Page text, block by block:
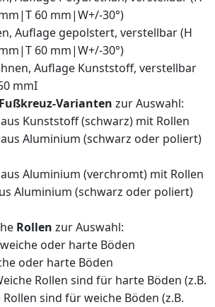
60 mm|W+/-30°)
Auflage gepolstert, verstellbar (H
60 mm|W+/-30°)
Auflage Kunststoff, verstellbar
mmI
Fußkreuz-Varianten zur Auswahl:
Kunststoff (schwarz) mit Rollen
Aluminium (schwarz oder poliert)
Aluminium (verchromt) mit Rollen
Aluminium (schwarz oder poliert)
Rollen zur Auswahl:
oder harte Böden
oder harte Böden
Rollen sind für harte Böden (z.B.
sind für weiche Böden (z.B.